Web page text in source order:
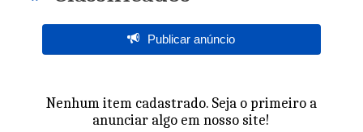
Publicar anúncio
Nenhum item cadastrado. Seja o primeiro a
anunciar algo em nosso site!